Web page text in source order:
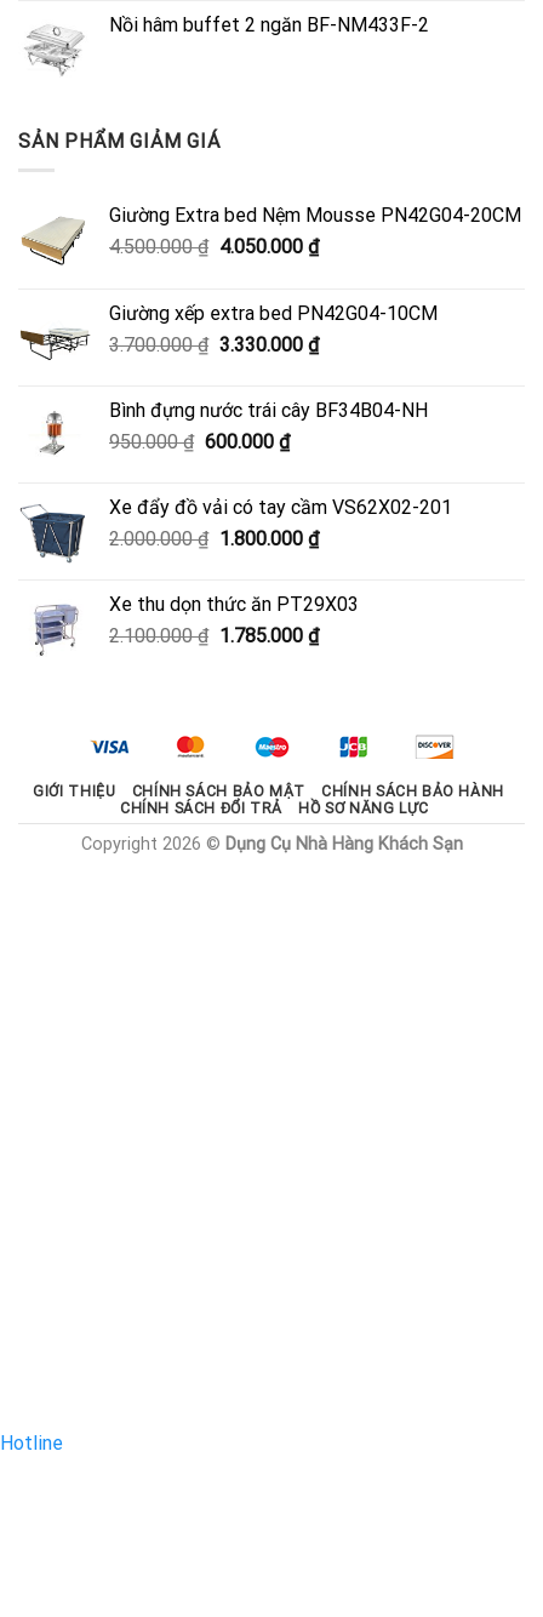
Nồi hâm buffet 2 ngăn BF-NM433F-2
SẢN PHẨM GIẢM GIÁ
Giường Extra bed Nệm Mousse PN42G04-20CM
4.500.000₫ Giá
4.500.000 ₫.
4.050.000 ₫Giá
là:
4.050.000 ₫.
Giường xếp extra bed PN42G04-10CM
3.700.000₫ Giá
3.700.000 ₫.
3.330.000 ₫Giá
là:
Bình đựng nước trái cây BF34B04-NH
950.000₫ Giá
950.000 ₫.
600.000 ₫Giá
là:
600.000 ₫.
Xe đẩy đồ vải có tay cầm VS62X02-201
2.000.000₫ Giá
2.000.000 ₫.
1.800.000 ₫Giá
là:
1.800.000 ₫.
Xe thu dọn thức ăn PT29X03
2.100.000₫ Giá
1.785.000 ₫Giá
1.785.000 ₫.
GIỚI THIỆU CHÍNH SÁCH BẢO MẬT
CHÍNH SÁCH BẢO HÀNH
CHÍNH SÁCH ĐỔI TRẢ
HỒ SƠ NĂNG LỰC
Copyright 2026 © Dụng Cụ Nhà Hàng Khách Sạn
Hotline